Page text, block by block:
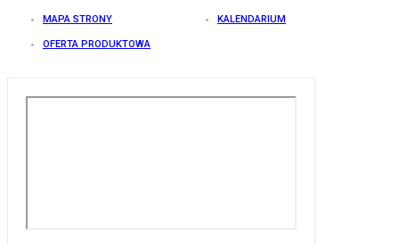
MAPA STRONY KALENDARIUM
OFERTA PRODUKTOWA